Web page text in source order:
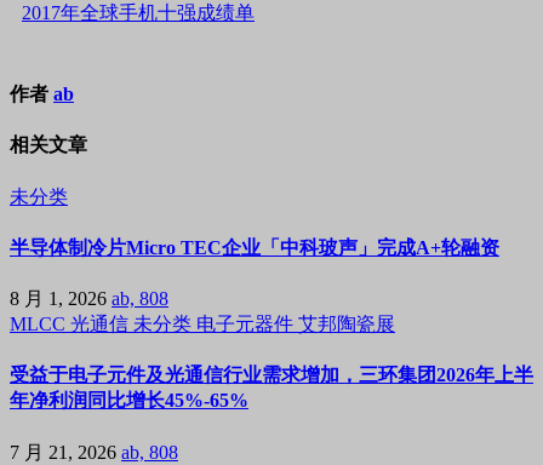
2017年全球手机十强成绩单
作者 ab
相关文章
未分类
半导体制冷片Micro TEC企业「中科玻声」完成A+轮融资
8 月 1, 2026 ab, 808
MLCC 光通信 未分类 电子元器件 艾邦陶瓷展
受益于电子元件及光通信行业需求增加，三环集团2026年上半
年净利润同比增长45%-65%
7 月 21, 2026 ab, 808